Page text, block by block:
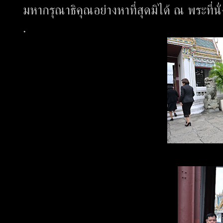
มหากรุณาธิคุณอย่างหาที่สุดมิได้ ณ พระที่นั่
.